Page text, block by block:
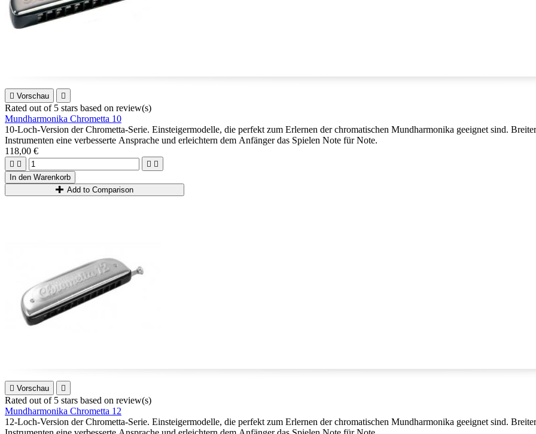
 Vorschau 
Rated out of 5 stars based on review(s)
Mundharmonika Chrometta 10
10-Loch-Version der Chrometta-Serie. Einsteigermodelle, die perfekt zum Erlernen der chromatischen Mundharmonika geeignet sind.
Instrumenten eine verbesserte Ansprache und erleichtern dem Anfänger das Spielen Note für Note.
118,00 €
   
In den Warenkorb
Add to Comparison
 Vorschau 
Rated out of 5 stars based on review(s)
Mundharmonika Chrometta 12
12-Loch-Version der Chrometta-Serie. Einsteigermodelle, die perfekt zum Erlernen der chromatischen Mundharmonika geeignet sind.